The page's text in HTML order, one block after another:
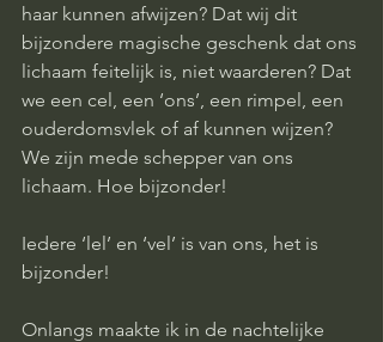
haar kunnen afwijzen? Dat wij dit
bijzondere magische geschenk dat ons
lichaam feitelijk is, niet waarderen? Dat
we een cel, een ‘ons’, een rimpel, een
ouderdomsvlek of af kunnen wijzen?
We zijn mede schepper van ons
lichaam. Hoe bijzonder!
Iedere ‘lel’ en ‘vel’ is van ons, het is
bijzonder!
Onlangs maakte ik in de nachtelijke